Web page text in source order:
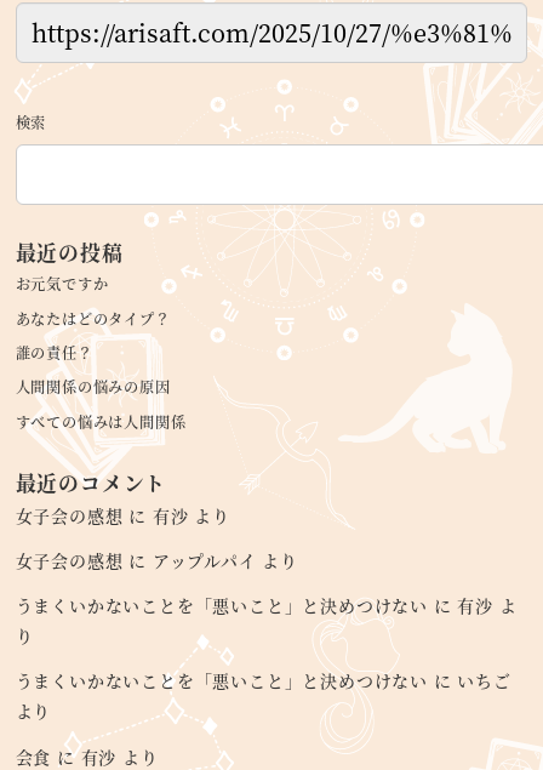
検索
最近の投稿
お元気ですか
あなたはどのタイプ？
誰の責任？
人間関係の悩みの原因
すべての悩みは人間関係
最近のコメント
女子会の感想 に 有沙 より
女子会の感想 に アップルパイ より
うまくいかないことを「悪いこと」と決めつけない に有沙 よ
り
うまくいかないことを「悪いこと」と決めつけない に いちご
より
会食 に有沙 より